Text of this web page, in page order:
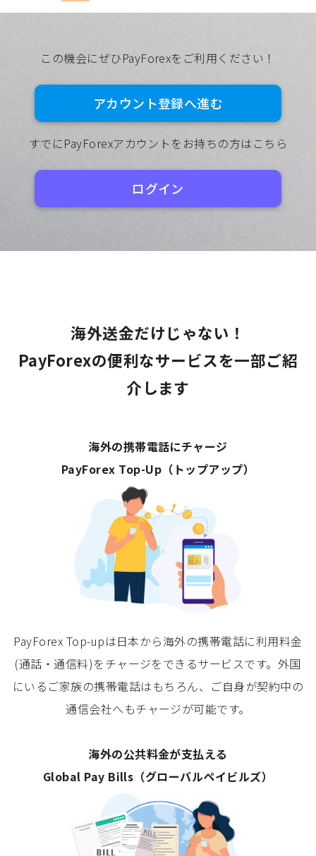
この機会にぜひPayForexをご利用ください！
すでにPayForexアカウントをお持ちの方はこちら
アカウント登録へ進む
ログイン
海外送金だけじゃない！
PayForexの便利なサービスを一部ご紹
介します
海外の携帯電話にチャージ
PayForex Top-Up（トップアップ）
PayForex Top-upは日本から海外の携帯電話に利用料金
(通話・通信料)をチャージをできるサービスです。外国
にいるご家族の携帯電話はもちろん、ご自身が契約中の
通信会社へもチャージが可能です。
海外の公共料金が支払える
Global Pay Bills（グローバルペイビルズ）